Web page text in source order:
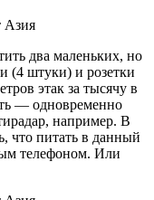
два маленьких, но
(4 штуки) и розетки
этак за тысячу в
— одновременно
например. В
что питать в данный
телефоном. Или